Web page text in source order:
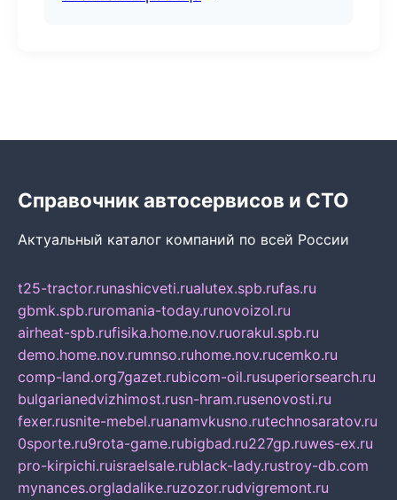
Справочник автосервисов и СТО
Актуальный каталог компаний по всей России
t25-tractor.runashicveti.rualutex.spb.rufas.ru
gbmk.spb.ruromania-today.runovoizol.ru
airheat-spb.rufisika.home.nov.ruorakul.spb.ru
demo.home.nov.rumnso.ruhome.nov.rucemko.ru
comp-land.org7gazet.rubicom-oil.rusuperiorsearch.ru
bulgarianedvizhimost.rusn-hram.rusenovosti.ru
fexer.rusnite-mebel.ruanamvkusno.rutechnosaratov.ru
0sporte.ru9rota-game.rubigbad.ru227gp.ruwes-ex.ru
pro-kirpichi.ruisraelsale.rublack-lady.rustroy-db.com
mynances.orgladalike.ruzozor.rudvigremont.ru